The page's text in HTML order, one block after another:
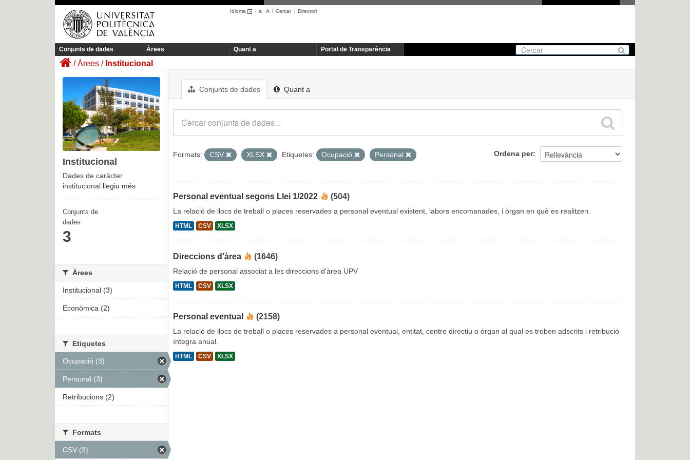
Idioma I a ·A I CercarI Directori
Conjunts de dades Àrees Quant a Portal de Transparència
Àrees Institucional
Conjunts de dades Quant a
Ordena per
Formats: CSV XLSX Etiquetes: Ocupació Personal
Personal eventual segons Llei 1/2022 (504)
La relació de llocs de treball o places reservades a personal eventual existent, labors encomanades, i òrgan en què es realitzen.
HTML CSV XLSX
Direccions d'àrea (1646)
Relació de personal associat a les direccions d'àrea UPV
HTML CSV XLSX
Personal eventual (2158)
La relació de llocs de treball o places reservades a personal eventual, entitat, centre directiu o òrgan al qual es troben adscrits i retribució
íntegra anual.
HTML CSV XLSX
Institucional
Dades de caràcter
institucional llegiu més
Conjunts de
dades
3
Àrees
Institucional (3)
Econòmica (2)
Etiquetes
Ocupació (3)
Personal (3)
Retribucions (2)
Formats
CSV (3)